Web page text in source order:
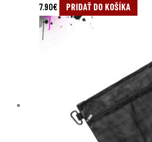
7.90€ PRIDAŤ DO KOŠÍKA